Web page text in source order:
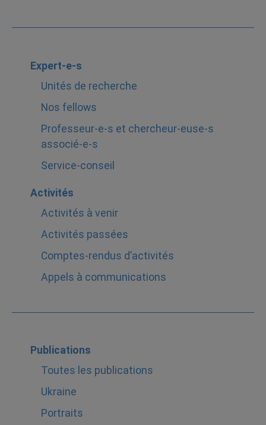
Expert-e-s
Unités de recherche
Nos fellows
Professeur-e-s et chercheur-euse-s
associé-e-s
Service-conseil
Activités
Activités à venir
Activités passées
Comptes-rendus d’activités
Appels à communications
Publications
Toutes les publications
Ukraine
Portraits